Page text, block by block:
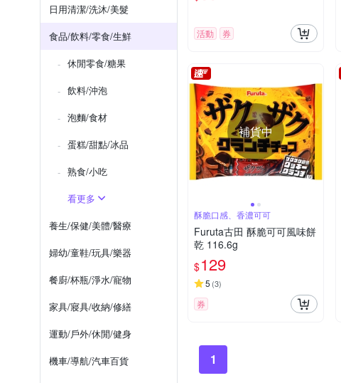
日用清潔/洗沐/美髮
食品/飲料/零食/生鮮
休閒零食/糖果
飲料/沖泡
泡麵/食材
蛋糕/甜點/冰品
熟食/小吃
看更多
養生/保健/美體/醫療
婦幼/童鞋/玩具/樂器
餐廚/杯瓶/淨水/寵物
家具/寢具/收納/修繕
運動/戶外/休閒/健身
機車/導航/汽車百貨
活動 券
補貨中
酥脆口感、香濃可可
Furuta古田 酥脆可可風味餅
乾 116.6g
$129
5 (3)
券
1